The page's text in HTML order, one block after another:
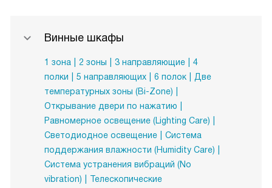
Винные шкафы
1 зона 2 зоны 3 направляющие
4
полки
5 направляющих 6 полок
Две
температурных зоны (Bi-Zone)
Открывание двери по нажатию
Равномерное освещение (Lighting Care)
Светодиодное освещение
Система
поддержания влажности (Humidity Care)
Система устранения вибраций (No
vibration)
Телескопические